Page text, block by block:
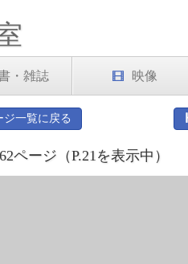
・雑誌 映像
ジ一覧に戻る
ージ（P.21を表示中）